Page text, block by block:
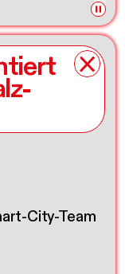
City-Team